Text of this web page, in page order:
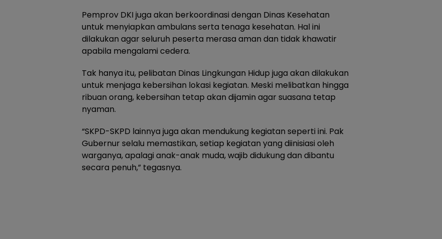
Pemprov DKI juga akan berkoordinasi dengan Dinas Kesehatan
untuk menyiapkan ambulans serta tenaga kesehatan. Hal ini
dilakukan agar seluruh peserta merasa aman dan tidak khawatir
apabila mengalami cedera.
Tak hanya itu, pelibatan Dinas Lingkungan Hidup juga akan dilakukan
untuk menjaga kebersihan lokasi kegiatan. Meski melibatkan hingga
ribuan orang, kebersihan tetap akan dijamin agar suasana tetap
nyaman.
“SKPD-SKPD lainnya juga akan mendukung kegiatan seperti ini. Pak
Gubernur selalu memastikan, setiap kegiatan yang diinisiasi oleh
warganya, apalagi anak-anak muda, wajib didukung dan dibantu
secara penuh,” tegasnya.